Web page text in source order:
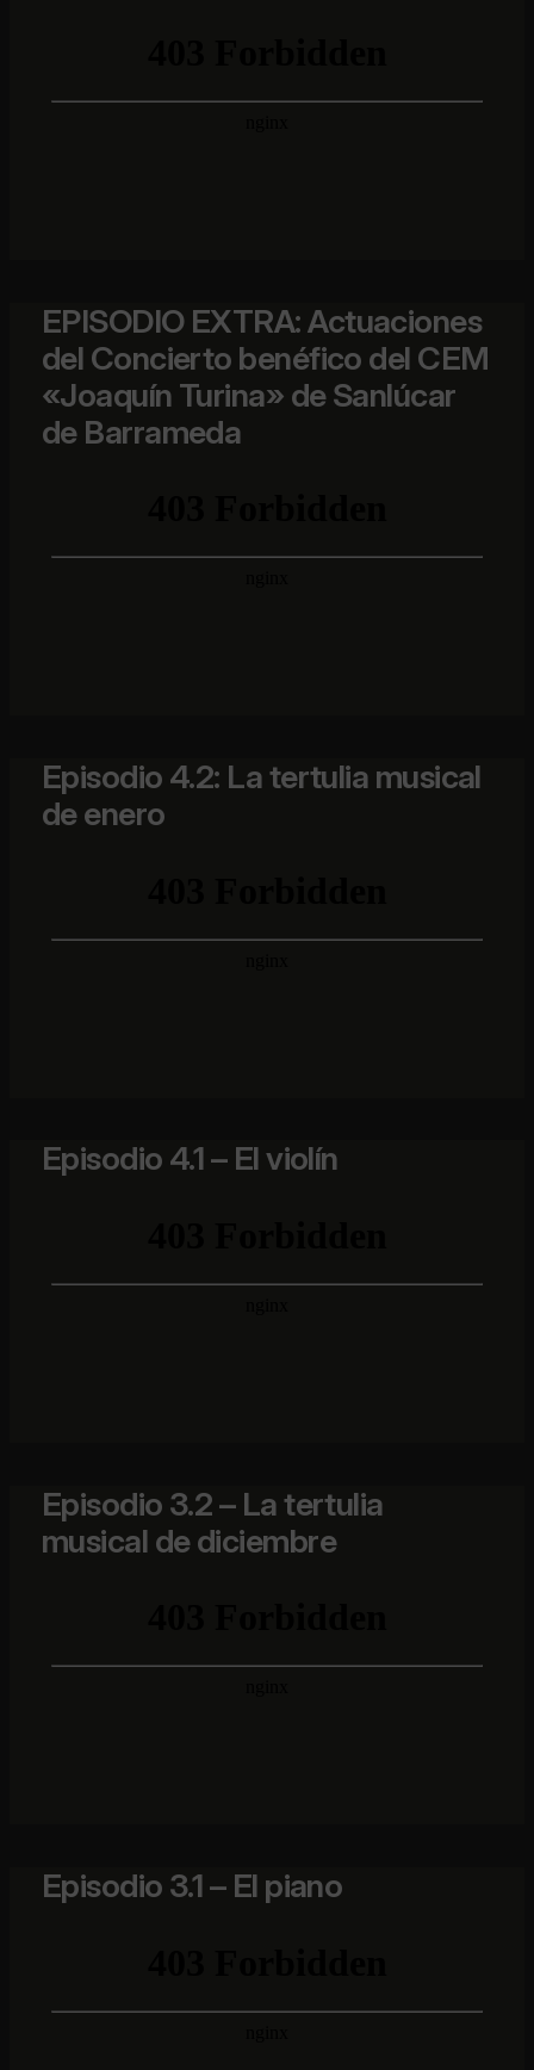
EPISODIO EXTRA: Actuaciones
del Concierto benéfico del CEM
«Joaquín Turina» de Sanlúcar
de Barrameda
Episodio 4.2: La tertulia musical
de enero
Episodio 4.1 – El violín
Episodio 3.2 – La tertulia
musical de diciembre
Episodio 3.1 – El piano